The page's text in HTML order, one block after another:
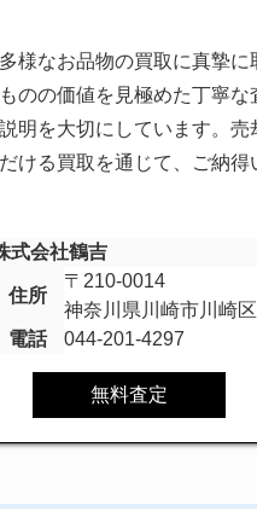
様なお品物の買取に真摯に
のの価値を見極めた丁寧
明を大切にしています。売
ける買取を通じて、ご納
式会社鶴吉
住所
〒210-0014
神奈川県川崎市川崎
電話
044-201-4297
無料査定